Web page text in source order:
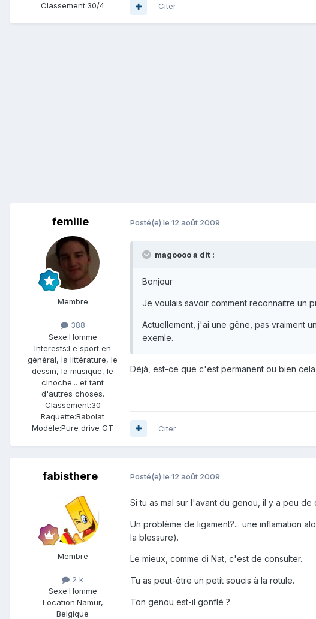
Classement:30/4 Citer
femille
Membre
388
Sexe:Homme
Interests:Le sport en
général, la littérature, le
dessin, la musique, le
cinoche... et tant
d'autres choses.
Classement:30
Raquette:Babolat
Modèle:Pure drive GT
Posté(e) le 12 août 2009
magoooo a dit :
Bonjour
Je voulais savoir comment reconnaitre un
Actuellement, j'ai une gêne, pas vraiment
exemle.
Déjà, est-ce que c'est permanent ou bien
Citer
fabisthere
Membre
2 k
Sexe:Homme
Location:Namur,
Belgique
Posté(e) le 12 août 2009
Si tu as mal sur l'avant du genou, il y a peu
Un problème de ligament?... une inflamation
la blessure).
Le mieux, comme di Nat, c'est de consulter.
Tu as peut-être un petit soucis à la rotule.
Ton genou est-il gonflé ?